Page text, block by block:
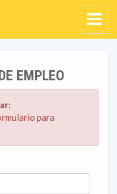
EMPLEO
para